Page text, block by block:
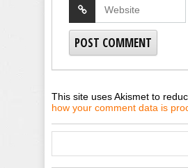
This site uses Akismet to
how your comment data is